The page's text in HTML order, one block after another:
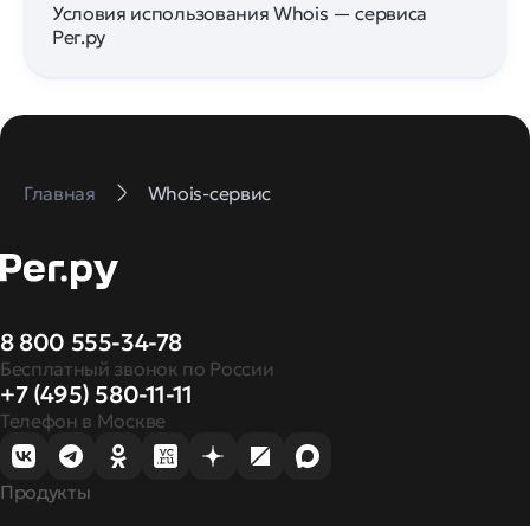
Условия использования Whois — сервиса
Рег.ру
Главная Whois-сервис
8 800 555-34-78
Бесплатный звонок по России
+7 (495) 580-11-11
Телефон в Москве
Продукты